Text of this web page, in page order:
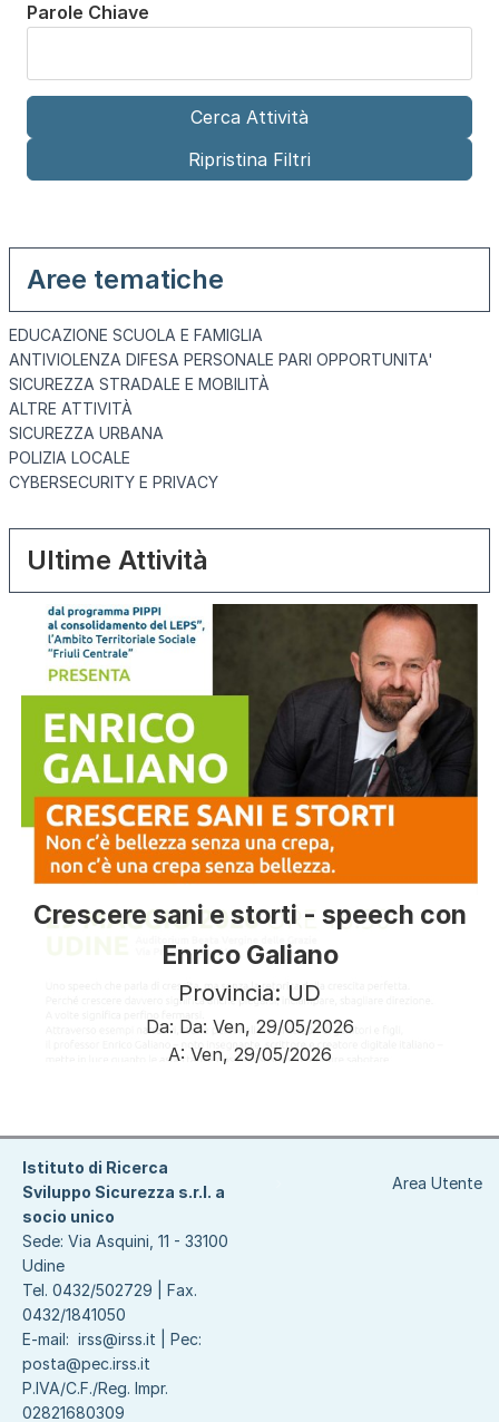
Parole Chiave
Aree tematiche
EDUCAZIONE SCUOLA E FAMIGLIA
ANTIVIOLENZA DIFESA PERSONALE PARI OPPORTUNITA'
SICUREZZA STRADALE E MOBILITÀ
ALTRE ATTIVITÀ
SICUREZZA URBANA
POLIZIA LOCALE
CYBERSECURITY E PRIVACY
Ultime Attività
Crescere sani e storti - speech con
Enrico Galiano
Provincia: UD
Da: Da: Ven, 29/05/2026
A: Ven, 29/05/2026
Area Utente
Istituto di Ricerca
Sviluppo Sicurezza s.r.l. a
socio unico
Sede: Via Asquini, 11 - 33100
Udine
Tel. 0432/502729 | Fax.
0432/1841050
E-mail: irss@irss.it | Pec:
posta@pec.irss.it
P.IVA/C.F./Reg. Impr.
02821680309